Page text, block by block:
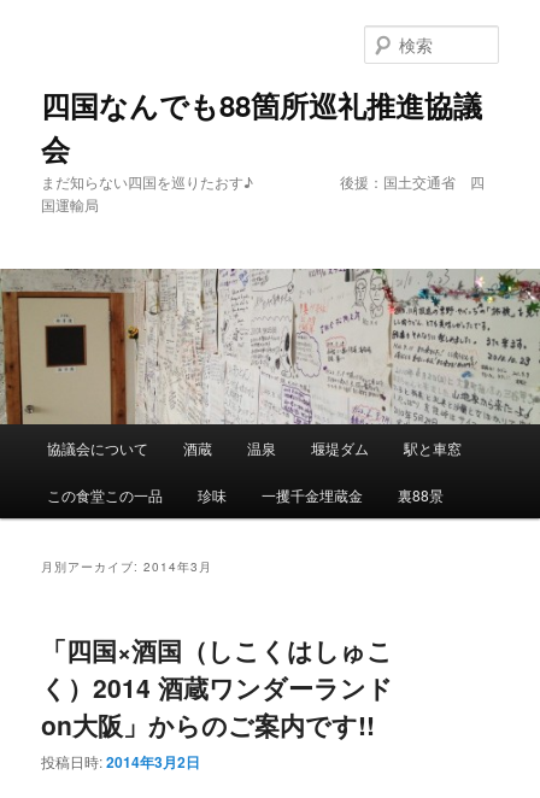
動
四国なんでも88箇所巡礼推進協議
会
まだ知らない四国を巡りたおす♪ 後援：国土交通省 四
国運輸局
索
メ
協議会について 酒蔵 温泉 堰堤ダム 駅と車窓
この食堂この一品 珍味 一攫千金埋蔵金 裏88景
月別アーカイブ:2014年3月
「四国×酒国（しこくはしゅこ
く）2014 酒蔵ワンダーランド
on大阪」からのご案内です!!
投稿日時:2014年3月2日